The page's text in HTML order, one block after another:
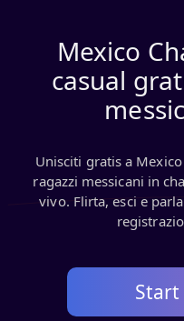
Mexico
casual
Unisciti gratis a
ragazzi messicani in
vivo. Flirta, esci e
Start